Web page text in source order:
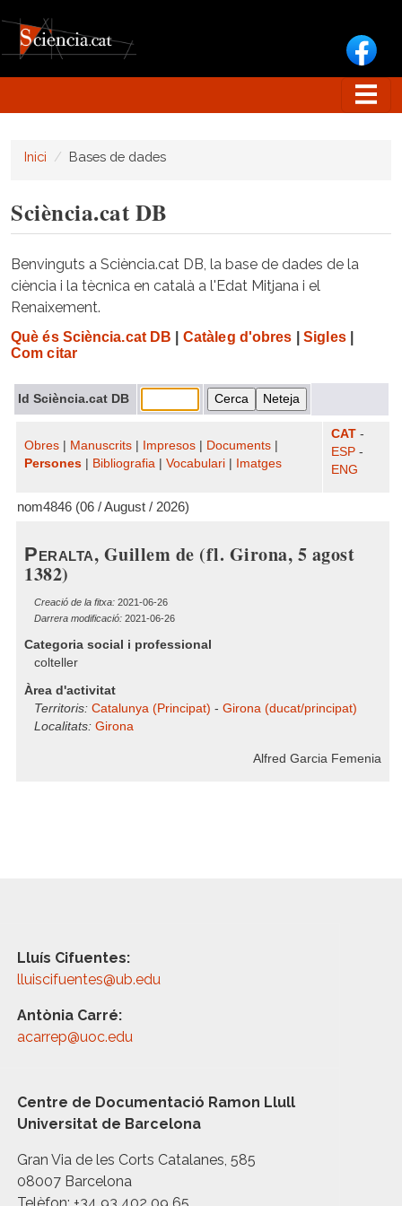
Inici Bases de dades
Sciència.cat DB
Benvinguts a Sciència.cat DB, la base de dades de la
ciència i la tècnica en català a l'Edat Mitjana i el
Renaixement.
Què és Sciència.cat DB Catàleg d'obres Sigles|
Com citar
Id Sciència.cat DB
Obres Manuscrits Impresos Documents
Persones
Bibliografia Vocabulari Imatges
CAT -
ESP -
ENG
nom4846 (06 / August / 2026)
Peralta, Guillem de (fl. Girona, 5 agost
1382)
Creació de la fitxa: 2021-06-26
Darrera modificació: 2021-06-26
Categoria social i professional
colteller
Àrea d'activitat
Territoris: Catalunya (Principat) - Girona (ducat/principat)
Localitats: Girona
Alfred Garcia Femenia
Lluís Cifuentes:
lluiscifuentes@ub.edu
Antònia Carré:
acarrep@uoc.edu
Centre de Documentació Ramon Llull
Universitat de Barcelona
Gran Via de les Corts Catalanes, 585
08007 Barcelona